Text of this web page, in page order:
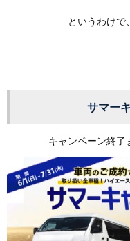
というわけで
サマー
キャンペーン終了